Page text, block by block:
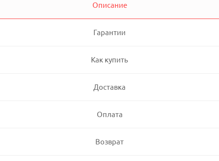
Описание
Гарантии
Как купить
Доставка
Оплата
Возврат